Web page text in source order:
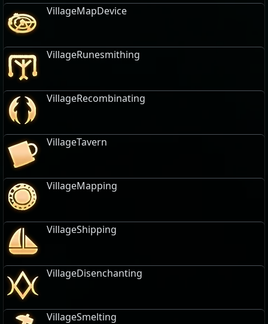
VillageMapDevice
VillageRunesmithing
VillageRecombinating
VillageTavern
VillageMapping
VillageShipping
VillageDisenchanting
VillageSmelting